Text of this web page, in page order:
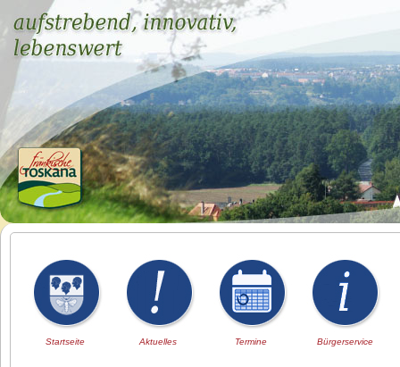
Startseite Aktuelles Termine Bürgerservice